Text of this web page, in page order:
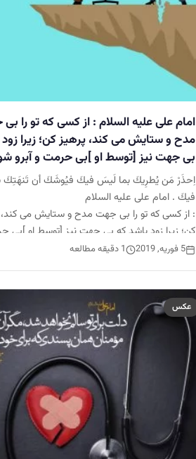
امام على عليه السلام : از كسى كه تو را
مدح و ستايش مى كند، پرهيز كن؛ زيرا
بى جهت نيز [توسط او ]بى حرمت و آبرو
اِحذَرْ مَن يُطرِيكَ بما لَيسَ فيكَ فيُوشَكَ أن تَنهَتِكَ
فيكَ . امام على عليه السلام
: از كسى كه تو را بى جهت مدح و ستايش مى كند،
كن؛ زيرا زود باشد كه بى جهت نيز [توسط او ]بى
5 فوریه, 2019 1 دقیقه مطالعه
عکس